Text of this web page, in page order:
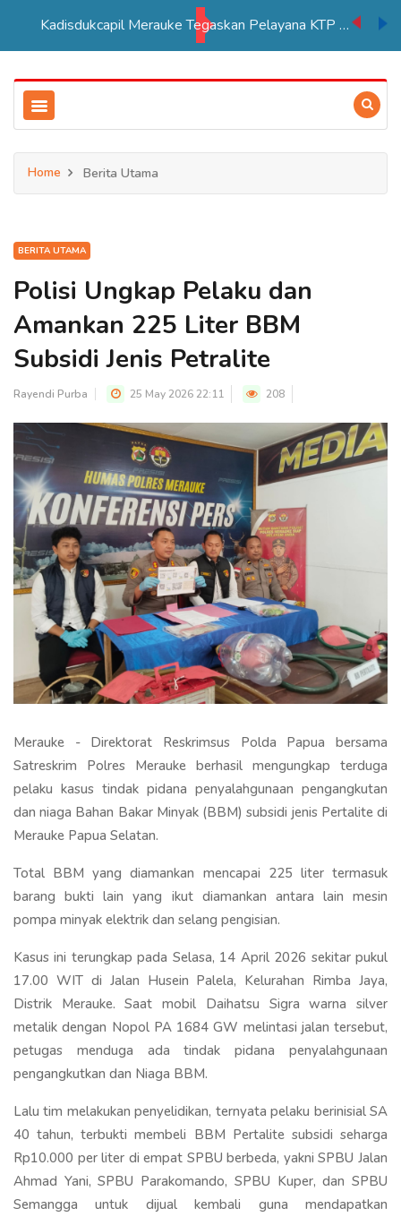
Kadisdukcapil Merauke Tegaskan Pelayana KTP Sesuai SOP
Home Berita Utama
BERITA UTAMA
Polisi Ungkap Pelaku dan
Amankan 225 Liter BBM
Subsidi Jenis Petralite
Rayendi Purba 25 May 2026 22:11 208
Merauke - Direktorat Reskrimsus Polda Papua bersama
Satreskrim Polres Merauke berhasil mengungkap terduga
pelaku kasus tindak pidana penyalahgunaan pengangkutan
dan niaga Bahan Bakar Minyak (BBM) subsidi jenis Pertalite di
Merauke Papua Selatan.
Total BBM yang diamankan mencapai 225 liter termasuk
barang bukti lain yang ikut diamankan antara lain mesin
pompa minyak elektrik dan selang pengisian.
Kasus ini terungkap pada Selasa, 14 April 2026 sekitar pukul
17.00 WIT di Jalan Husein Palela, Kelurahan Rimba Jaya,
Distrik Merauke. Saat mobil Daihatsu Sigra warna silver
metalik dengan Nopol PA 1684 GW melintasi jalan tersebut,
petugas menduga ada tindak pidana penyalahgunaan
pengangkutkan dan Niaga BBM.
Lalu tim melakukan penyelidikan, ternyata pelaku berinisial SA
40 tahun, terbukti membeli BBM Pertalite subsidi seharga
Rp10.000 per liter di empat SPBU berbeda, yakni SPBU Jalan
Ahmad Yani, SPBU Parakomando, SPBU Kuper, dan SPBU
Semangga untuk dijual kembali guna mendapatkan